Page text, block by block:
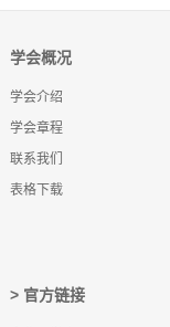
学会概况
学会介绍
学会章程
联系我们
表格下载
> 官方链接